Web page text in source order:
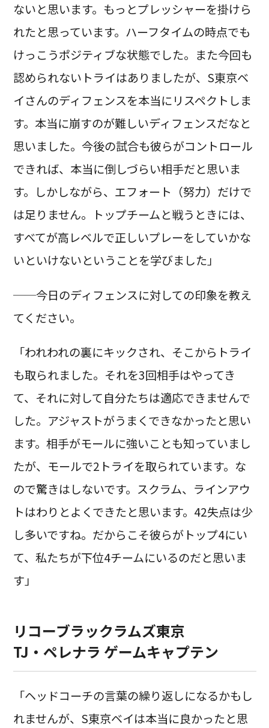
ないと思います。もっとプレッシャーを掛けら
れたと思っています。ハーフタイムの時点でも
けっこうポジティブな状態でした。また今回も
認められないトライはありましたが、S東京ベ
イさんのディフェンスを本当にリスペクトしま
す。本当に崩すのが難しいディフェンスだなと
思いました。今後の試合も彼らがコントロール
できれば、本当に倒しづらい相手だと思いま
す。しかしながら、エフォート（努力）だけで
は足りません。トップチームと戦うときには、
すべてが高レベルで正しいプレーをしていかな
いといけないということを学びました」
──今日のディフェンスに対しての印象を教え
てください。
「われわれの裏にキックされ、そこからトライ
も取られました。それを3回相手はやってき
て、それに対して自分たちは適応できませんで
した。アジャストがうまくできなかったと思い
ます。相手がモールに強いことも知っていまし
たが、モールで2トライを取られています。な
ので驚きはしないです。スクラム、ラインアウ
トはわりとよくできたと思います。42失点は少
し多いですね。だからこそ彼らがトップ4にい
て、私たちが下位4チームにいるのだと思いま
す」
リコーブラックラムズ東京
TJ・ペレナラ ゲームキャプテン
「ヘッドコーチの言葉の繰り返しになるかもし
れませんが、S東京ベイは本当に良かったと思